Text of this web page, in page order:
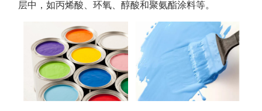
层中，如丙烯酸、环氧、醇酸和聚氨酯涂料等。